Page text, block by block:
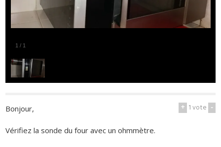
1 / 1
+ 1vote -
Bonjour,
Vérifiez la sonde du four avec un ohmmètre.